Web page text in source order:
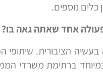
כלים נוספים.
אחד שאתה גאה בו?
הציבורית. שיתופי
ברתימת משרדי